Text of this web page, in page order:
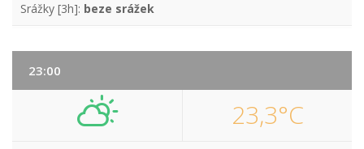
Srážky [3h]: beze srážek
23:00
23,3°C